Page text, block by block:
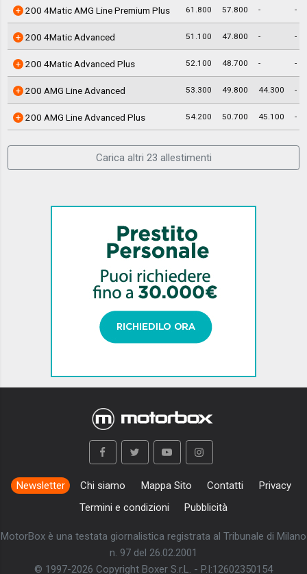
200 4Matic AMG Line Premium Plus 61.800 57.800 - -
200 4Matic Advanced 51.100 47.800 - -
200 4Matic Advanced Plus 52.100 48.700 - -
200 AMG Line Advanced 53.300 49.800 44.300 -
200 AMG Line Advanced Plus 54.200 50.700 45.100 -
Carica altri 23 allestimenti
Newsletter Chi siamo Mappa Sito Contatti
Privacy
Termini e condizioni
Pubblicità
MotorBox è una testata giornalistica registrata al Tribunale di Milano
n. 97 del 26.02.2001
© 1997-2026 Copyright Boxer S.r.L. - P.I:12602350154